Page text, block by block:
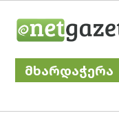
მხარდაჭერა